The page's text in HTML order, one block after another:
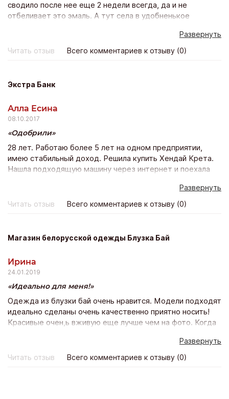
сводило после нее еще 2 недели всегда, да и не
отбеливает это эмаль. А тут села в удобненькое
белее тона на два уже после 1 процедуры! Боли нет
никакой – просто волшебно и результат будет держатся
Развернуть
Читать отзыв
Всего комментариев к отзыву (0)
Экстра Банк
Алла Есина
08.10.2017
Одобрили
28 лет. Работаю более 5 лет на одном предприятии,
имею стабильный доход. Решила купить Хендай Крета.
Нашла подходящую машину через интернет и поехала
из которых мне 4 отказали а 5 ответ так не пришел…
Тогда я в интернете опять же нашла Экстра банк и
даже не перезвонили. Предложили программу
кредитования на 5 лет со страховкой дсаго на авто (это
днем поехала и забрала желанный автомобиль.
Развернуть
Читать отзыв
Всего комментариев к отзыву (0)
Магазин белорусской одежды Блузка Бай
Ирина
24.01.2019
Идеально для меня!
Одежда из блузки бай очень нравится. Модели подходят
идеально сделаны очень качественно приятно носить!
Красивые очен,ь вживую еще лучше чем на фото. Когда
оформляю уже 10 заказ и счастью моему нет предела!
Всё подошло, качество прекрасно и доставка почтой
Развернуть
Читать отзыв
Всего комментариев к отзыву (0)